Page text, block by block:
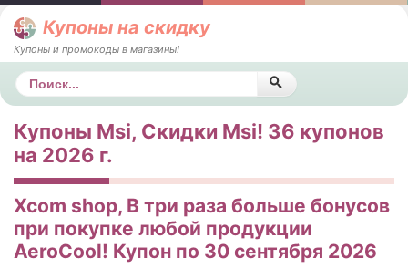
Купоны на скидку
Купоны и промокоды в магазины!
Поиск
Купоны Msi, Скидки Msi! 36 купонов
на 2026 г.
Xcom shop, В три раза больше бонусов
при покупке любой продукции
AeroCool! Купон по 30 сентября 2026